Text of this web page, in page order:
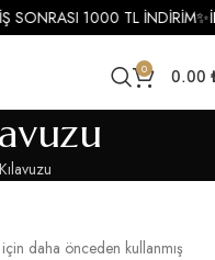
0 0.00
daha önceden kullanmış
SONRASI 1000 TL İNDİRİM✨